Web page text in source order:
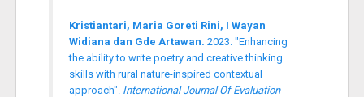
Kristiantari, Maria Goreti Rini, I Wayan
Widiana dan Gde Artawan. 2023. "Enhancing
the ability to write poetry and creative thinking
skills with rural nature-inspired contextual
approach". International Journal Of Evaluation